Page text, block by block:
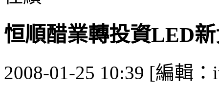
恒順醋業轉投資LED
2008-01-25 10:39 [編輯：